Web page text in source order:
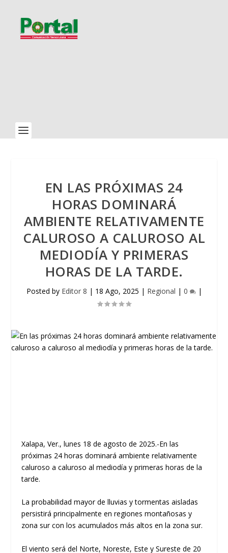
EN LAS PRÓXIMAS 24
HORAS DOMINARÁ
AMBIENTE RELATIVAMENTE
CALUROSO A CALUROSO AL
MEDIODÍA Y PRIMERAS
HORAS DE LA TARDE.
Posted by Editor 8 | 18 Ago, 2025 | Regional | 0 |
Xalapa, Ver., lunes 18 de agosto de 2025.-En las
próximas 24 horas dominará ambiente relativamente
caluroso a caluroso al mediodía y primeras horas de la
tarde.
La probabilidad mayor de lluvias y tormentas aisladas
persistirá principalmente en regiones montañosas y
zona sur con los acumulados más altos en la zona sur.
El viento será del Norte, Noreste, Este y Sureste de 20